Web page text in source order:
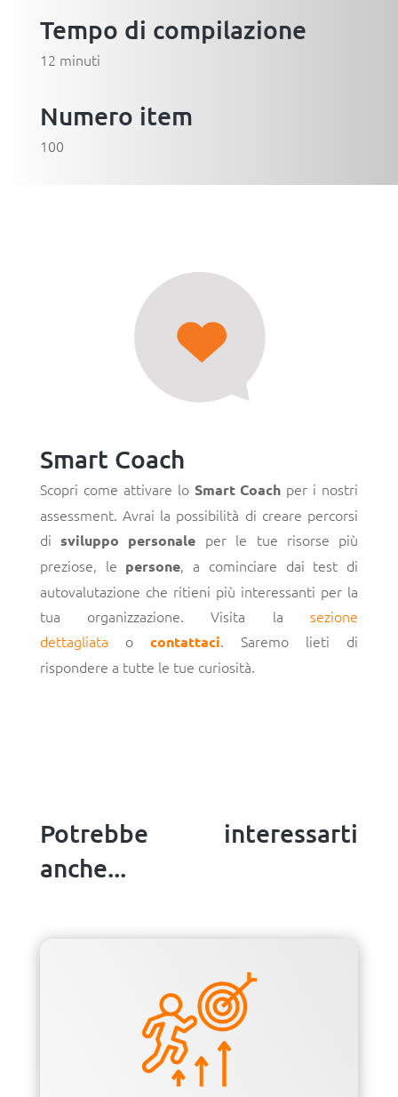
Tempo di compilazione
12 minuti
Numero item
100
Smart Coach
Scopri come attivare lo Smart Coach per i nostri
assessment. Avrai la possibilità di creare percorsi
disviluppo personale per le tue risorse più
preziose, le persone, a cominciare dai test di
autovalutazione che ritieni più interessanti per la
tua organizzazione. Visita lasezione
dettagliata o contattaci. Saremo lieti di
rispondere a tutte le tue curiosità.
Potrebbe interessarti
anche...